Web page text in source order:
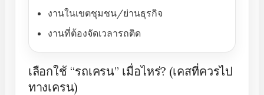
งานในเขตชุมชน/ย่านธุรกิจ
งานที่ต้องจัดเวลารถติด
เลือกใช้ “รถเครน” เมื่อไหร่? (เคสที่ควรไป
ทางเครน)